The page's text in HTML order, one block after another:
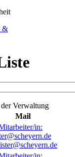
&
Verwaltung
Mail